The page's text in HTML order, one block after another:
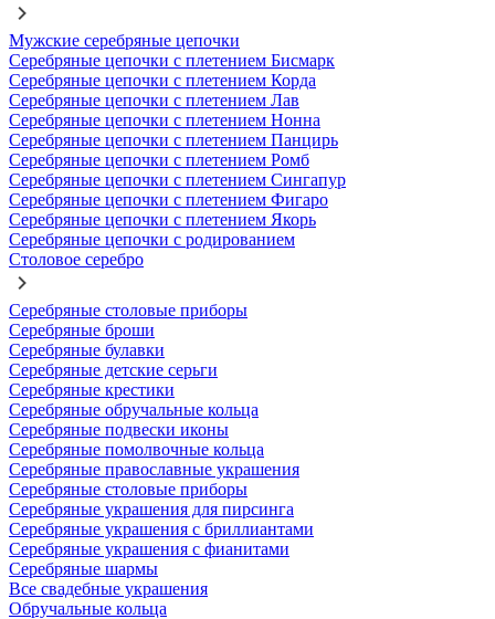
Мужские серебряные цепочки
Серебряные цепочки с плетением Бисмарк
Серебряные цепочки с плетением Корда
Серебряные цепочки с плетением Лав
Серебряные цепочки с плетением Нонна
Серебряные цепочки с плетением Панцирь
Серебряные цепочки с плетением Ромб
Серебряные цепочки с плетением Сингапур
Серебряные цепочки с плетением Фигаро
Серебряные цепочки с плетением Якорь
Серебряные цепочки с родированием
Столовое серебро
Серебряные столовые приборы
Серебряные броши
Серебряные булавки
Серебряные детские серьги
Серебряные крестики
Серебряные обручальные кольца
Серебряные подвески иконы
Серебряные помолвочные кольца
Серебряные православные украшения
Серебряные столовые приборы
Серебряные украшения для пирсинга
Серебряные украшения с бриллиантами
Серебряные украшения с фианитами
Серебряные шармы
Все свадебные украшения
Обручальные кольца